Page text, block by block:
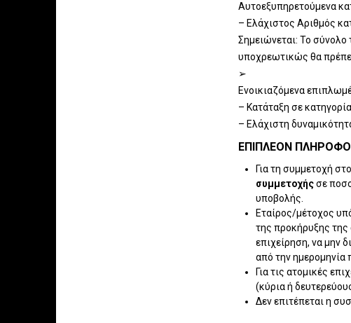
Αυτοεξυπηρετούμενα
– Ελάχιστος Αριθμός
Σημειώνεται: Το
υποχρεωτικώς θα
➢
Ενοικιαζόμενα
– Κατάταξη σε
– Ελάχιστη
ΕΠΙΠΛΈΟΝ
Για τη συμμετοχή
συμμετοχήςσε
υποβολής.
Εταίρος/μέτοχος
της προκήρυξης
επιχείρηση, να μην
από την ημερομηνία
Για τις ατομικές
(κύρια ή
Δεν επιτέπεται η